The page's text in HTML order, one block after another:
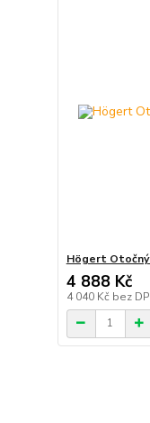
Högert Otočný
4 888 Kč
4 040 Kč bez